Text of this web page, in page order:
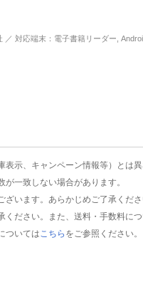
対応端末：電子書籍リーダー,
示、キャンペーン情報等）とは
一致しない場合があります。
います。あらかじめご了承くださ
ださい。また、送料・手数料に
ついては こちら をご参照ください。